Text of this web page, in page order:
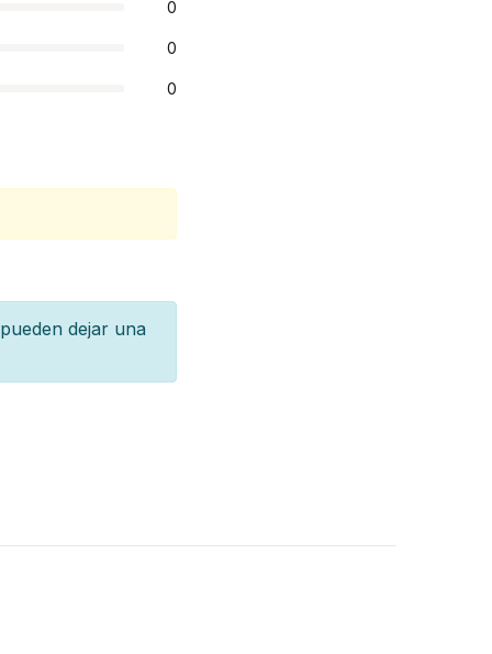
0
0
0
dejar una